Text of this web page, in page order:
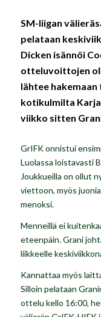
SM-liigan
pelataan
Dicken isännöi
otteluvoittojen
lähtee
kotikulmilta
viikko sitten
GrIFK onnistui
Luolassa loistavasti
Joukkueilla on ollut
viettoon, myös
menoksi.
Menneillä ei
eteenpäin. Grani
liikkeelle
Kannattaa myös
Silloin pelataan
ottelu kello 16:00,